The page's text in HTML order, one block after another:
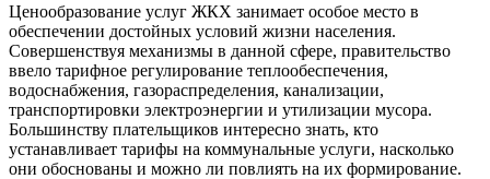
Ценообразование услуг ЖКХ занимает особое место в
обеспечении достойных условий жизни населения.
Совершенствуя механизмы в данной сфере, правительство
ввело тарифное регулирование теплообеспечения,
водоснабжения, газораспределения, канализации,
транспортировки электроэнергии и утилизации мусора.
Большинству плательщиков интересно знать, кто
устанавливает тарифы на коммунальные услуги, насколько
они обоснованы и можно ли повлиять на их формирование.